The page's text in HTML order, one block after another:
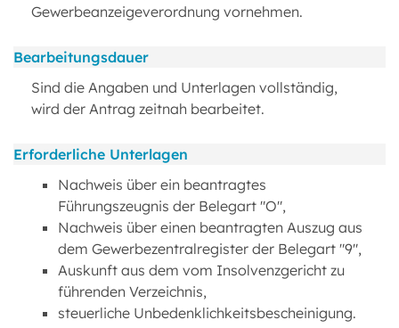
Gewerbeanzeigeverordnung vornehmen.
Bearbeitungsdauer
Sind die Angaben und Unterlagen vollständig,
wird der Antrag zeitnah bearbeitet.
Erforderliche Unterlagen
Nachweis über ein beantragtes
Führungszeugnis der Belegart "O",
Nachweis über einen beantragten Auszug aus
dem Gewerbezentralregister der Belegart "9",
Auskunft aus dem vom Insolvenzgericht zu
führenden Verzeichnis,
steuerliche Unbedenklichkeitsbescheinigung.